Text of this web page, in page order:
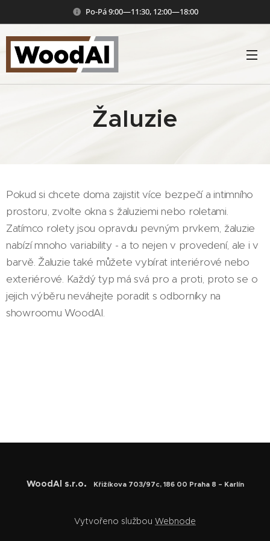
Po-Pá 9:00—11:30, 12:00—18:00
Žaluzie
Pokud si chcete doma zajistit více bezpečí a intimního
prostoru, zvolte okna s žaluziemi nebo roletami.
Zatímco rolety jsou opravdu pevným prvkem, žaluzie
nabízí mnoho variability - a to nejen v provedení, ale i v
barvě. Žaluzie také můžete vybírat interiérové nebo
exteriérové. Každý typ má svá pro a proti, proto se o
jejich výběru neváhejte poradit s odborníky na
showroomu WoodAl.
WoodAl s.r.o. Křižíkova 703/97c, 186 00 Praha 8 – Karlín
Vytvořeno službou Webnode